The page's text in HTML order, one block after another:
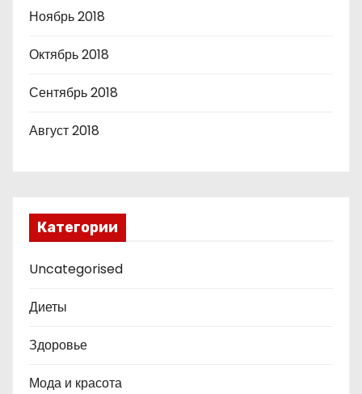
Ноябрь 2018
Октябрь 2018
Сентябрь 2018
Август 2018
Категории
Uncategorised
Диеты
Здоровье
Мода и красота